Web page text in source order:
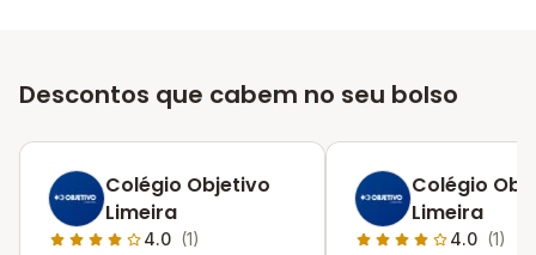
Descontos que cabem no seu bolso
Colégio Objetivo
Limeira
4.0 (1)
Colégio
Limeira
4.0 (1)